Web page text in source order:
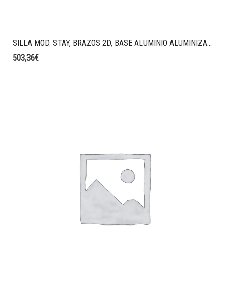
SILLA MOD. STAY, BRAZOS 2D, BASE ALUMINIO ALUMINIZADO, MALLA STRING, CABEZAL, TAPIZADO T82 NEGRO.
503,36€